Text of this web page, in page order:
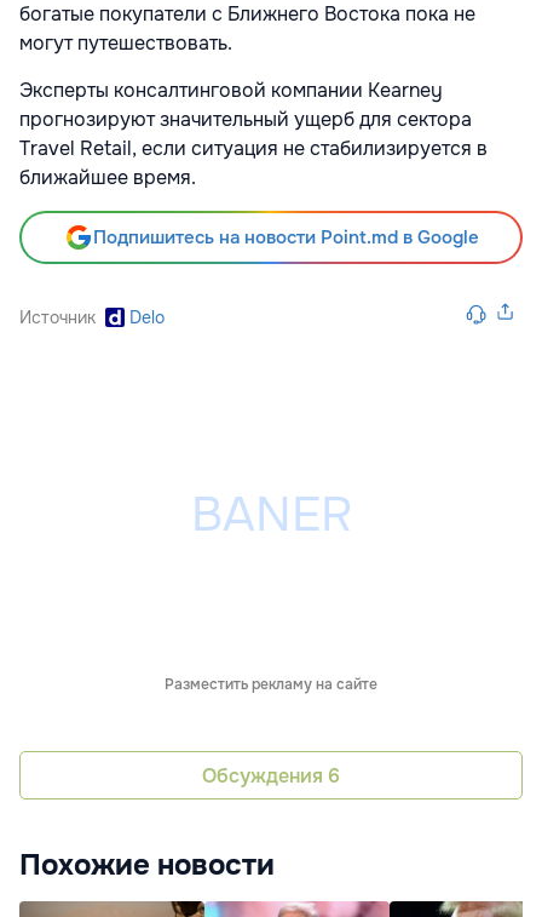
богатые покупатели с Ближнего Востока пока не
могут путешествовать.
Эксперты консалтинговой компании Kearney
прогнозируют значительный ущерб для сектора
Travel Retail, если ситуация не стабилизируется в
ближайшее время.
Подпишитесь на новости Point.md в Google
Источник Delo
Разместить рекламу на сайте
Обсуждения 6
Похожие новости